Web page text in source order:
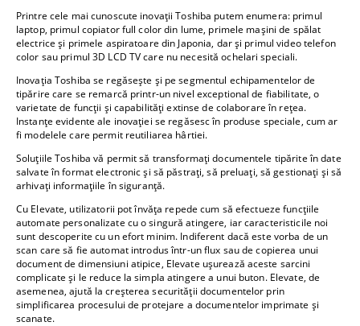
Printre cele mai cunoscute inovații Toshiba putem enumera: primul
laptop, primul copiator full color din lume, primele mașini de spălat
electrice și primele aspiratoare din Japonia, dar și primul video telefon
color sau primul 3D LCD TV care nu necesită ochelari speciali.
Inovația Toshiba se regăsește și pe segmentul echipamentelor de
tipărire care se remarcă printr-un nivel exceptional de fiabilitate, o
varietate de funcții și capabilități extinse de colaborare în rețea.
Instanțe evidente ale inovației se regăsesc în produse speciale, cum ar
fi modelele care permit reutiliarea hârtiei.
Soluțiile Toshiba vă permit să transformați documentele tipărite în date
salvate în format electronic și să păstrați, să preluați, să gestionați și să
arhivați informațiile în siguranță.
Cu Elevate, utilizatorii pot învăța repede cum să efectueze funcțiile
automate personalizate cu o singură atingere, iar caracteristicile noi
sunt descoperite cu un efort minim. Indiferent dacă este vorba de un
scan care să fie automat introdus într-un flux sau de copierea unui
document de dimensiuni atipice, Elevate ușurează aceste sarcini
complicate și le reduce la simpla atingere a unui buton. Elevate, de
asemenea, ajută la creșterea securității documentelor prin
simplificarea procesului de protejare a documentelor imprimate și
scanate.